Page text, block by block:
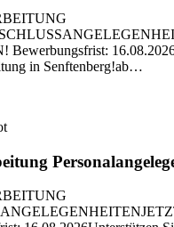
Bewerbungsfrist:
in Senftenberg!ab…